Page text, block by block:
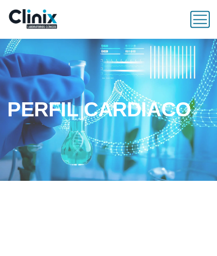
PERFIL CARDIACO